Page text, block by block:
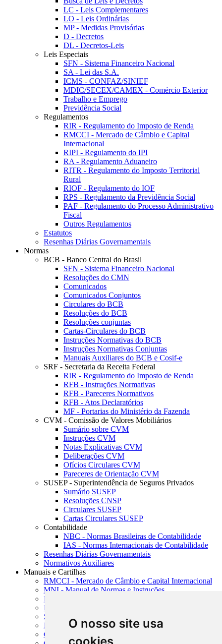
O nosso site usa
LC - Leis Complementares
LO - Leis Ordinárias
MP - Medidas Provisórias
D - Decretos
DL - Decretos-Leis
Leis Especiais
SFN - Sistema Financeiro Nacional
SA - Lei das S.A.
ICMS - CONFAZ/SINIEF
MDIC/SECEX/CAMEX - Comércio Exterior
Trabalho e Emprego
Previdência Social
Regulamentos
RIR - Regulamento do Imposto de Renda
RMCCI - Mercado de Câmbio e Capital
Internacional
RIPI - Regulamento do IPI
RA - Regulamento Aduaneiro
RITR - Regulamento do Imposto Territorial
Rural
RIOF - Regulamento do IOF
RPS - Regulamento da Previdência Social
PAF - Regulamento do Processo Administrativo
Fiscal
Outros Regulamentos
Estatutos
Resenhas Diárias Governamentais
Normas
BCB - Banco Central do Brasil
SFN - Sistema Financeiro Nacional
Resoluções do CMN
Comunicados
Comunicados Conjuntos
Circulares do BCB
Resoluções do BCB
Resoluções conjuntas
Cartas-Circulares do BCB
Instruções Normativas do BCB
Instruções Normativas Conjuntas
Manuais Auxiliares do BCB e Cosif-e
SRF - Secretaria da Receita Federal
RIR - Regulamento do Imposto de Renda
RFB - Instruções Normativas
RFB - Pareceres Normativos
RFB - Atos Declaratórios
MF - Portarias do Ministério da Fazenda
CVM - Comissão de Valores Mobiliários
Sumário sobre CVM
Instruções CVM
Notas Explicativas CVM
Deliberações CVM
Ofícios Circulares CVM
Pareceres de Orientação CVM
SUSEP - Superintendência de Seguros Privados
Sumário SUSEP
Resoluções CNSP
Circulares SUSEP
Cartas Circulares SUSEP
Contabilidade
NBC - Normas Brasileiras de Contabilidade
IAS - Normas Internacionais de Contabilidade
Resenhas Diárias Governamentais
Normativos Auxiliares
Manuais e Cartilhas
RMCCI - Mercado de Câmbio e Capital Internacional
MNI - Manual de Normas e Instruções
MTVM - Manual de Títulos e Valores Mobiliários
MCR - Manual de Crédito Rural
SISORF - Manual de Organização do SFN
MASUP - Manual de Supervisão Bancária
CADOC - Catálogo de Documentos